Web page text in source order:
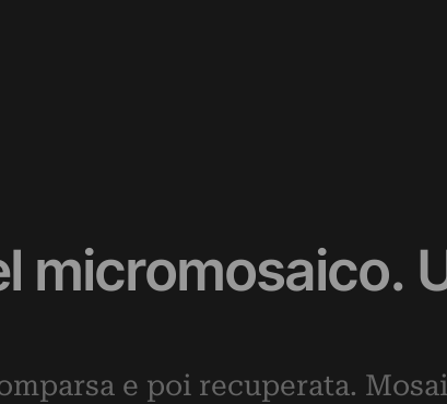
micromosaico.
e poi recuperata.